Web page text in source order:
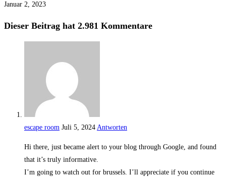
Januar 2, 2023
Dieser Beitrag hat 2.981 Kommentare
escape room Juli 5, 2024 Antworten
Hi there, just became alert to your blog through Google, and found
that it’s truly informative.
I’m going to watch out for brussels. I’ll appreciate if you continue